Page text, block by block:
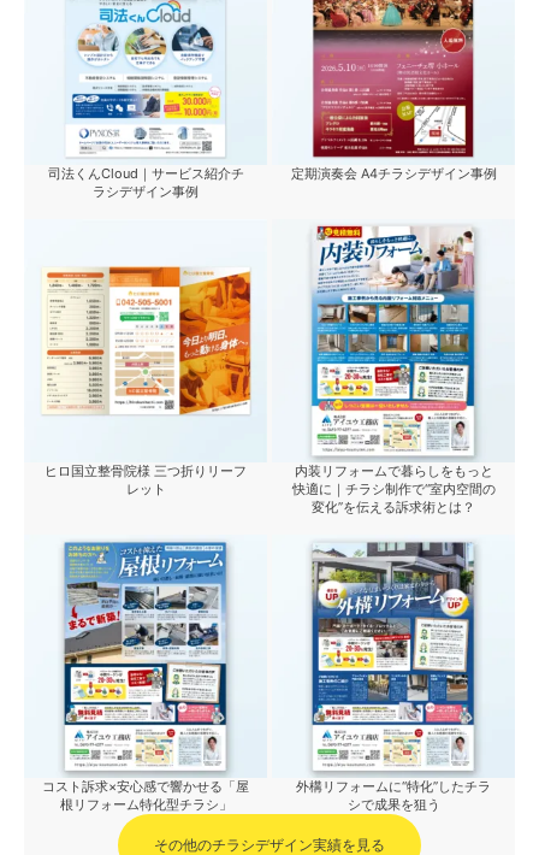
司法くんCloud｜サービス紹介チ
ラシデザイン事例
定期演奏会 A4チラシデザイン事例
ヒロ国立整骨院様 三つ折りリーフ
レット
内装リフォームで暮らしをもっと
快適に｜チラシ制作で“室内空間の
変化”を伝える訴求術とは？
コスト訴求×安心感で響かせる「屋
根リフォーム特化型チラシ」
外構リフォームに“特化”したチラ
シで成果を狙う
その他のチラシデザイン実績を見る